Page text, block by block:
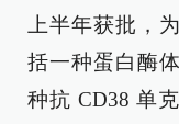
上半年获批，
括一种蛋白酶
种抗 CD38 单